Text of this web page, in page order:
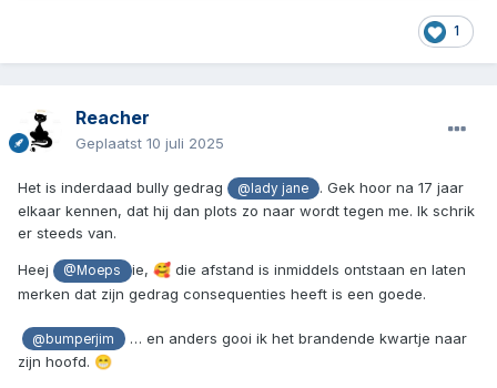
1
Reacher
Geplaatst 10 juli 2025
Het is inderdaad bully gedrag @lady jane
. Gek hoor na 17 jaar
elkaar kennen, dat hij dan plots zo naar wordt tegen me. Ik schrik
er steeds van.
Heej @Moeps ie, 🥰die afstand is inmiddels ontstaan en laten
merken dat zijn gedrag consequenties heeft is een goede.
@bumperjim
… en anders gooi ik het brandende kwartje naar
zijn hoofd. 😁